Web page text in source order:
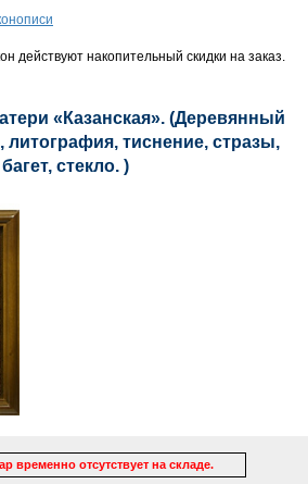
действуют накопительный скидки на заказ.
«Казанская». (Деревянный
литография, тиснение, стразы,
багет, стекло. )
временно отсутствует на складе.